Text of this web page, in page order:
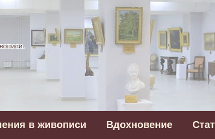
галерея
в живописи Вдохновение